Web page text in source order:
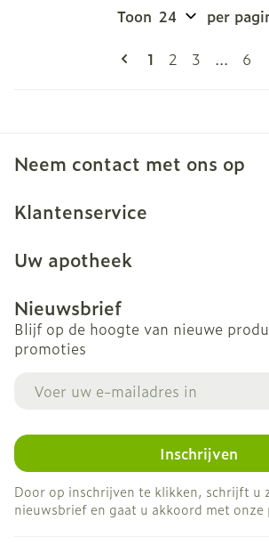
Pagina's
U lees
1 Pagina
2 Pagina
3 ... 6
Toon per
Neem contact met ons op
Klantenservice
Uw apotheek
Nieuwsbrief
Blijf op de hoogte van nieuwe
promoties
Inschrijven
Door op inschrijven te klikken, schrijft u
nieuwsbrief en gaat u akkoord met onze